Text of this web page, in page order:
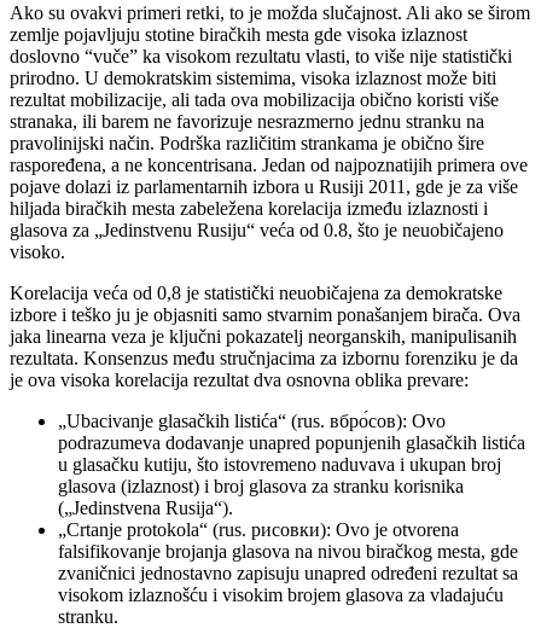
Ako su ovakvi primeri retki, to je možda slučajnost. Ali ako se širom
zemlje pojavljuju stotine biračkih mesta gde visoka izlaznost
doslovno “vuče” ka visokom rezultatu vlasti, to više nije statistički
prirodno. U demokratskim sistemima, visoka izlaznost može biti
rezultat mobilizacije, ali tada ova mobilizacija obično koristi više
stranaka, ili barem ne favorizuje nesrazmerno jednu stranku na
pravolinijski način. Podrška različitim strankama je obično šire
raspoređena, a ne koncentrisana. Jedan od najpoznatijih primera ove
pojave dolazi iz parlamentarnih izbora u Rusiji 2011, gde je za više
hiljada biračkih mesta zabeležena korelacija između izlaznosti i
glasova za „Jedinstvenu Rusiju“ veća od 0.8, što je neuobičajeno
visoko.
Korelacija veća od 0,8 je statistički neuobičajena za demokratske
izbore i teško ju je objasniti samo stvarnim ponašanjem birača. Ova
jaka linearna veza je ključni pokazatelj neorganskih, manipulisanih
rezultata. Konsenzus među stručnjacima za izbornu forenziku je da
je ova visoka korelacija rezultat dva osnovna oblika prevare:
„Ubacivanje glasačkih listića“ (rus. вбро́сов): Ovo
podrazumeva dodavanje unapred popunjenih glasačkih listića
u glasačku kutiju, što istovremeno naduvava i ukupan broj
glasova (izlaznost) i broj glasova za stranku korisnika
(„Jedinstvena Rusija“).
„Crtanje protokola“ (rus. рисовки): Ovo je otvorena
falsifikovanje brojanja glasova na nivou biračkog mesta, gde
zvaničnici jednostavno zapisuju unapred određeni rezultat sa
visokom izlaznošću i visokim brojem glasova za vladajuću
stranku.